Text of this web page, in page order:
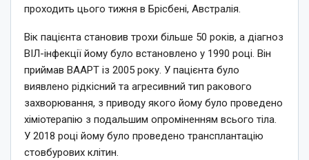
проходить цього тижня в Брісбені, Австралія.
Вік пацієнта становив трохи більше 50 років, а діагноз
ВІЛ-інфекції йому було встановлено у 1990 році. Він
приймав ВААРТ із 2005 року. У пацієнта було
виявлено рідкісний та агресивний тип ракового
захворювання, з приводу якого йому було проведено
хіміотерапію з подальшим опроміненням всього тіла.
У 2018 році йому було проведено трансплантацію
стовбурових клітин.